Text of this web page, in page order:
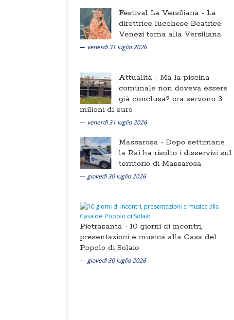
Festival La Versiliana - La
direttrice lucchese Beatrice
Venezi torna alla Versiliana
venerdì 31 luglio 2026
Attualità - Ma la piscina
comunale non doveva essere
già conclusa? ora servono 3
milioni di euro
venerdì 31 luglio 2026
Massarosa - Dopo settimane
la Rai ha risolto i disservizi sul
territorio di Massarosa
giovedì 30 luglio 2026
Pietrasanta - 10 giorni di incontri,
presentazioni e musica alla Casa del
Popolo di Solaio
giovedì 30 luglio 2026